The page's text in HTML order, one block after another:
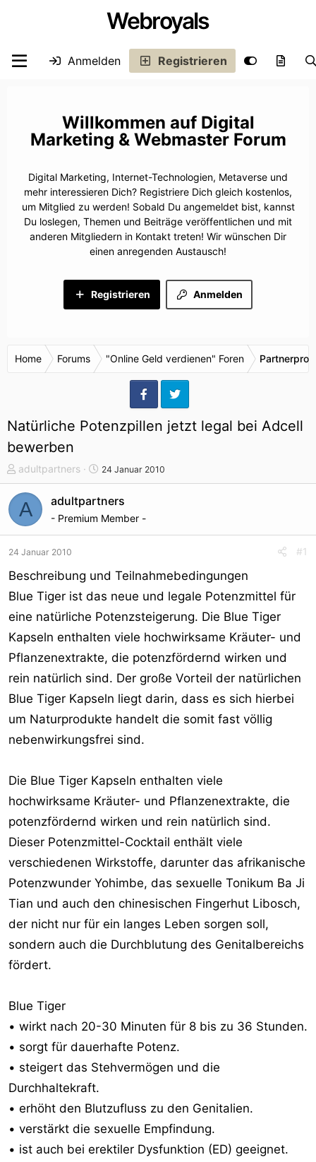
Webroyals
Anmelden Registrieren
Digital
Marketing & Webmaster Forum
Digital Marketing, Internet-Technologien, Metaverse und
mehr interessieren Dich? Registriere Dich gleich kostenlos,
um Mitglied zu werden! Sobald Du angemeldet bist, kannst
Du loslegen, Themen und Beiträge veröffentlichen und mit
anderen Mitgliedern in Kontakt treten! Wir wünschen Dir
einen anregenden Austausch!
Anmelden
Registrieren
Home Forums "Online Geld verdienen" Foren
Natürliche Potenzpillen jetzt legal bei Adcell
bewerben
T
h
e
m
e
s
t
r
t
r
adultpartners
S
t
a
r
t
m
24 Januar 2010
A adultpartners
- Premium Member -
24 Januar 2010 #1
Beschreibung und Teilnahmebedingungen
Blue Tiger ist das neue und legale Potenzmittel für
eine natürliche Potenzsteigerung. Die Blue Tiger
Kapseln enthalten viele hochwirksame Kräuter- und
Pflanzenextrakte, die potenzfördernd wirken und
rein natürlich sind. Der große Vorteil der natürlichen
Blue Tiger Kapseln liegt darin, dass es sich hierbei
um Naturprodukte handelt die somit fast völlig
nebenwirkungsfrei sind.
Die Blue Tiger Kapseln enthalten viele
hochwirksame Kräuter- und Pflanzenextrakte, die
potenzfördernd wirken und rein natürlich sind.
Dieser Potenzmittel-Cocktail enthält viele
verschiedenen Wirkstoffe, darunter das afrikanische
Potenzwunder Yohimbe, das sexuelle Tonikum Ba Ji
Tian und auch den chinesischen Fingerhut Libosch,
der nicht nur für ein langes Leben sorgen soll,
sondern auch die Durchblutung des Genitalbereichs
fördert.
Blue Tiger
• wirkt nach 20-30 Minuten für 8 bis zu 36 Stunden.
• sorgt für dauerhafte Potenz.
• steigert das Stehvermögen und die
Durchhaltekraft.
• erhöht den Blutzufluss zu den Genitalien.
• verstärkt die sexuelle Empfindung.
• ist auch bei erektiler Dysfunktion (ED) geeignet.